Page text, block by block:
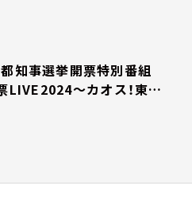
知事選挙開票特別番組
LIVE2024～カオス！東京